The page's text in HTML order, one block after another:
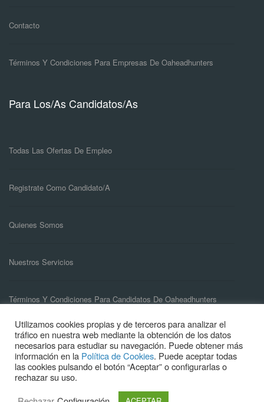
Contacto
Términos Y Condiciones Para Empresas De Oaheadhunters
Para Los/as Candidatos/as
Todas Las Ofertas De Empleo
Registrate Como Candidato/a
Quienes Somos
Nuestros Servicios
Términos Y Condiciones Para Candidatos De Oaheadhunters
© 2021 O&A Headhuners. Todos los derechos reservados |
Utilizamos cookies propias y de terceros para analizar el
tráfico en nuestra web mediante la obtención de los datos
necesarios para estudiar su navegación. Puede obtener más
información en la Política de Cookies. Puede aceptar todas
las cookies pulsando el botón “Aceptar” o configurarlas o
rechazar su uso.